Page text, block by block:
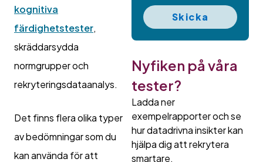
kognitiva
färdighetstester,
skräddarsydda
normgrupper och
rekryteringsdataanalys.
Det finns flera olika typer
av bedömningar som du
kan använda för att
Skicka
Nyfiken på våra
tester?
Ladda ner
exempelrapporter och se
hur datadrivna insikter kan
hjälpa dig att rekrytera
smartare.